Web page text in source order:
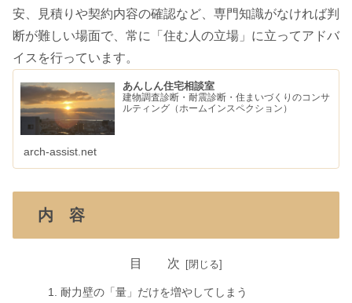
安、見積りや契約内容の確認など、専門知識がなければ判
断が難しい場面で、常に「住む人の立場」に立ってアドバ
イスを行っています。
あんしん住宅相談室
建物調査診断・耐震診断・住まいづくりのコンサ
ルティング（ホームインスペクション）
arch-assist.net
内 容
目 次
耐力壁の「量」だけを増やしてしまう